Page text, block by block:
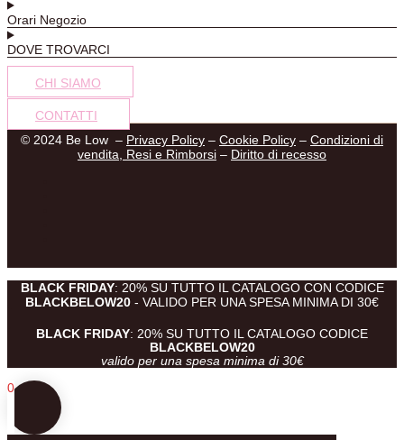
Orari Negozio
DOVE TROVARCI
CHI SIAMO
CONTATTI
© 2024 Be Low – Privacy Policy – Cookie Policy – Condizioni di
vendita, Resi e Rimborsi – Diritto di recesso
BLACK FRIDAY: 20% SU TUTTO IL CATALOGO CON CODICE
BLACKBELOW20 - VALIDO PER UNA SPESA MINIMA DI 30€
BLACK FRIDAY: 20% SU TUTTO IL CATALOGO CODICE
BLACKBELOW20
valido per una spesa minima di 30€
0